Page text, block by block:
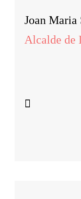
Joan Maria
Alcalde de